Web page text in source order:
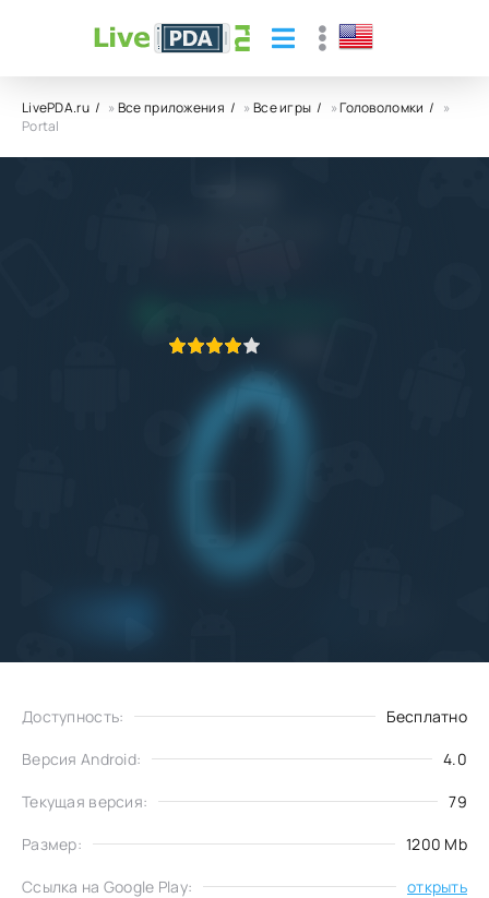
LivePDA.ru »Все приложения »Все игры »Головоломки
»
Portal
Доступность: Бесплатно
Версия Android: 4.0
Текущая версия: 79
Размер: 1200 Mb
Ссылка на Google Play: открыть